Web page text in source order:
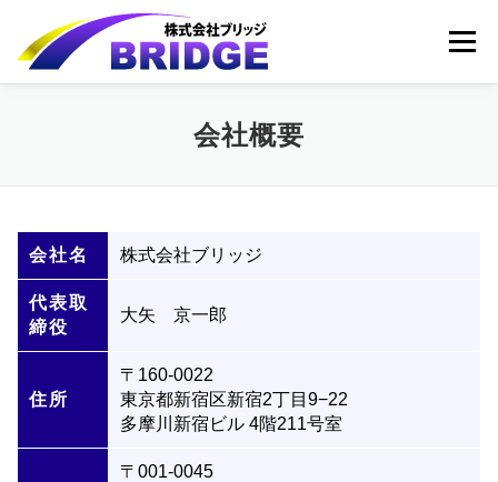
メニュー
事業詳細 会社概要
会社概要
会社名 株式会社ブリッジ
代表取
締役
大矢 京一郎
住所
〒160-0022
東京都新宿区新宿2丁目9−22
多摩川新宿ビル 4階211号室
〒001-0045